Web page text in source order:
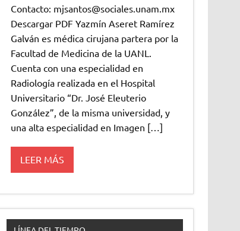
Contacto: mjsantos@sociales.unam.mx
Descargar PDF Yazmín Aseret Ramírez
Galván es médica cirujana partera por la
Facultad de Medicina de la UANL.
Cuenta con una especialidad en
Radiología realizada en el Hospital
Universitario “Dr. José Eleuterio
González”, de la misma universidad, y
una alta especialidad en Imagen […]
LEER MÁS